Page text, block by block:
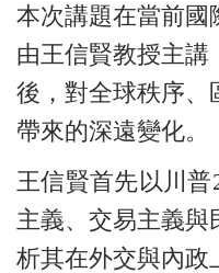
本次講題在當前國
由王信賢教授主講
後，對全球秩序、
帶來的深遠變化。
王信賢首先以川
主義、交易主義與
析其在外交與內政